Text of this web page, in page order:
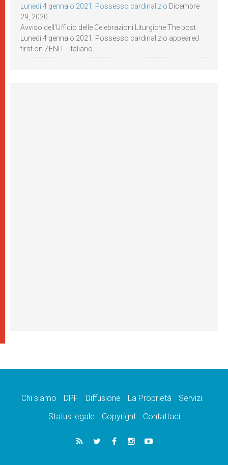
Lunedì 4 gennaio 2021: Possesso cardinalizio Dicembre
29, 2020
Avviso dell’Ufficio delle Celebrazioni Liturgiche The post
Lunedì 4 gennaio 2021: Possesso cardinalizio appeared
first on ZENIT - Italiano.
Chi siamo DPF Diffusione La Proprietà
Servizi
Status legale
Copyright Contattaci